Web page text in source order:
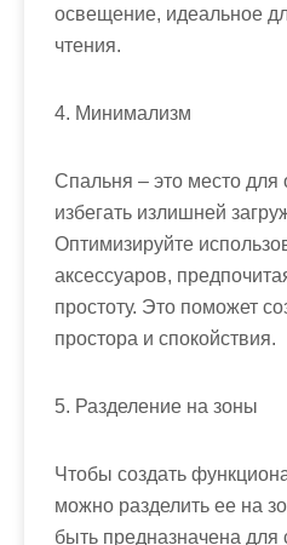
освещение, идеальное
чтения.
4. Минимализм
Спальня – это место для
избегать излишней
Оптимизируйте
аксессуаров,
простоту. Это поможет
простора и спокойствия.
5. Разделение на зоны
Чтобы создать
можно разделить ее на
быть предназначена для